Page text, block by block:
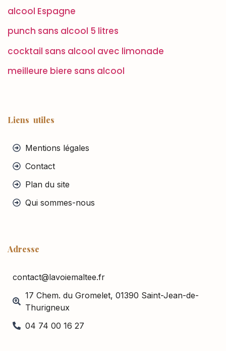
alcool Espagne
punch sans alcool 5 litres
cocktail sans alcool avec limonade
meilleure biere sans alcool
Liens utiles
Mentions légales
Contact
Plan du site
Qui sommes-nous
Adresse
contact@lavoiemaltee.fr
17 Chem. du Gromelet, 01390 Saint-Jean-de-
Thurigneux
04 74 00 16 27